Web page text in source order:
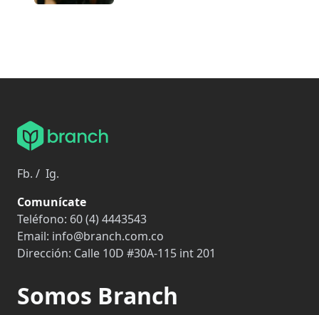
Fb. / Ig.
Comunícate
Teléfono: 60 (4) 4443543
Email: info@branch.com.co
Dirección: Calle 10D #30A-115 int 201
Somos Branch